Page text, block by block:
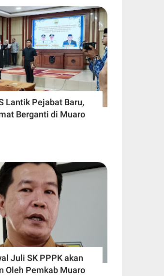
Lantik Pejabat Baru,
Berganti di Muaro
Juli SK PPPK akan
Oleh Pemkab Muaro